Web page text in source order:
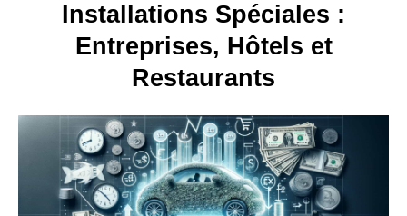
Installations Spéciales :
Entreprises, Hôtels et
Restaurants